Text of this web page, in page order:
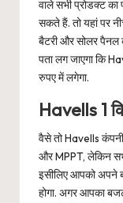
वाले सभी प्रोडक्ट का
सकते हैं. तो यहां पर
बैटरी और सोलर पैनल
पता लग जाएगा कि
रुपए में लगेगा.
Havells 1
वैसे तो Havells
और MPPT, लेकिन
इसीलिए आपको अपने
होगा. अगर आपका